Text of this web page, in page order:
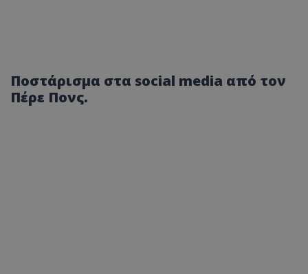
Ποστάρισμα στα social media από τον
Πέρε Πονς.